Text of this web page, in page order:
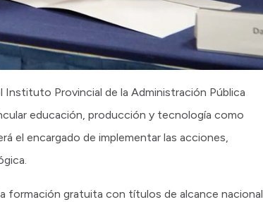
Provincial de la Administración Pública
educación, producción y tecnología como
el encargado de implementar las acciones,
formación gratuita con títulos de alcance nacional